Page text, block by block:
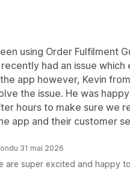
using Order Fulfilment
had an issue which
app however, Kevin
the issue. He was
hours to make sure we
app and their customer
31 mai 2026
are super excited and happy